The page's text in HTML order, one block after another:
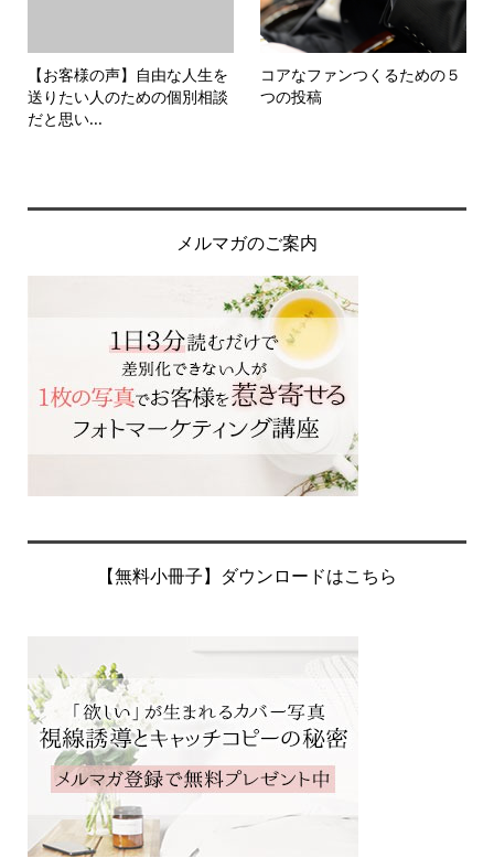
【お客様の声】自由な人生を
送りたい人のための個別相談
だと思い...
コアなファンつくるための５
つの投稿
メルマガのご案内
【無料小冊子】ダウンロードはこちら